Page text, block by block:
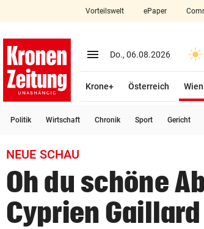
close
account_circle Anmelden
arrow_right
bookmark
search
Suchbegriff
eingeben
Vorteilswelt ePaper
menu Menü aufklappen
Do., 06.08.2026
Krone+ Österreich Wien
Politik Wirtschaft Chronik Sport Gericht
NEUE SCHAU
Oh du schöne
Cyprien Gaillard